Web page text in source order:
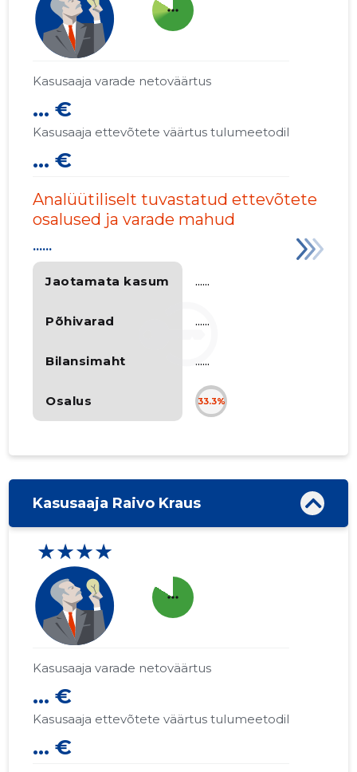
more_horiz
Kasusaaja varade netoväärtus
... €
Kasusaaja ettevõtete väärtus tulumeetodil
... €
Analüütiliselt tuvastatud ettevõtete
osalused ja varade mahud
Jaotamata kasum
Põhivarad
Bilansimaht
Osalus
......
......
......
......
33.3%
Kasusaaja Raivo Kraus
★★★★
more_horiz
Kasusaaja varade netoväärtus
... €
Kasusaaja ettevõtete väärtus tulumeetodil
... €